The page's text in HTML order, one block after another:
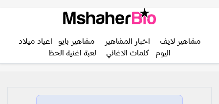
مشاهير لايف اخبار المشاهير مشاهير بايو
اعياد ميلاد
اليوم
كلمات الاغاني لعبة اغنية الحظ